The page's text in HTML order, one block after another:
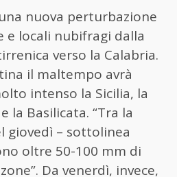
nuova perturbazione
e locali nubifragi dalla
verso la Calabria.
il maltempo avrà
intenso la Sicilia, la
la Basilicata. “Tra la
giovedì – sottolinea
oltre 50-100 mm di
Da venerdì, invece,